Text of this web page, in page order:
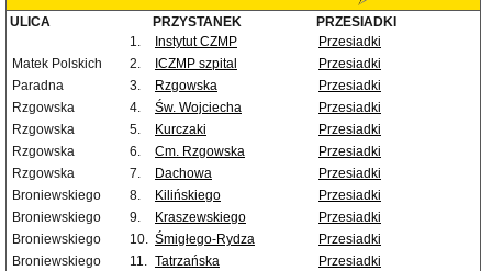
ULICA PRZYSTANEK
PRZESIADKI
1.
Instytut CZMP
Przesiadki
Matek Polskich
2. ICZMP szpital
Przesiadki
Paradna
3. Rzgowska
Przesiadki
Rzgowska
4. Św. Wojciecha
Przesiadki
Rzgowska
5. Kurczaki
Przesiadki
Rzgowska
6. Cm. Rzgowska
Przesiadki
Rzgowska
7. Dachowa
Przesiadki
Broniewskiego
8. Kilińskiego
Przesiadki
Broniewskiego
9. Kraszewskiego
Przesiadki
Broniewskiego
10. Śmigłego-Rydza
Przesiadki
Broniewskiego
11. Tatrzańska
Przesiadki